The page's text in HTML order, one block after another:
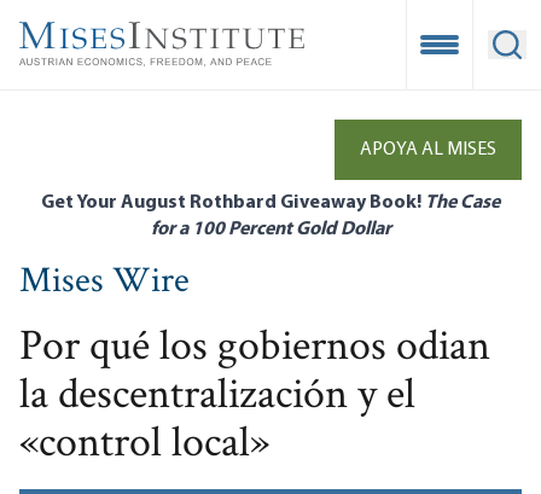
main
Open
APOYA AL MISES
Get Your August Rothbard Giveaway Book! The Case
for a 100 Percent Gold Dollar
Mises Wire
Por qué los gobiernos odian
la descentralización y el
«control local»